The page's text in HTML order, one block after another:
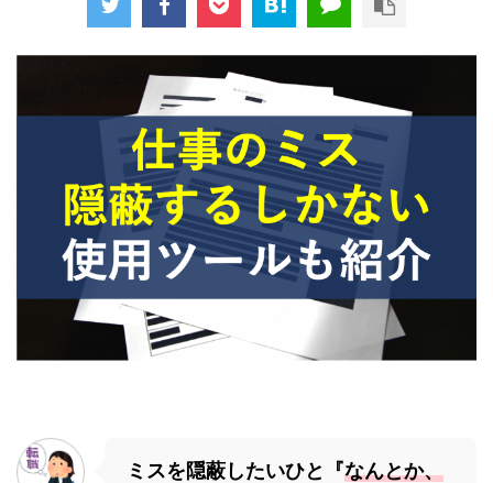
ミスを隠蔽したいひと『なんとか、